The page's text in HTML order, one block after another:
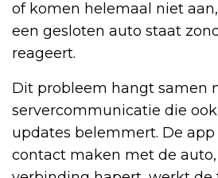
of komen helemaal niet
een gesloten auto staat
reageert.
Dit probleem hangt samen
servercommunicatie die
updates belemmert. De
contact maken met de